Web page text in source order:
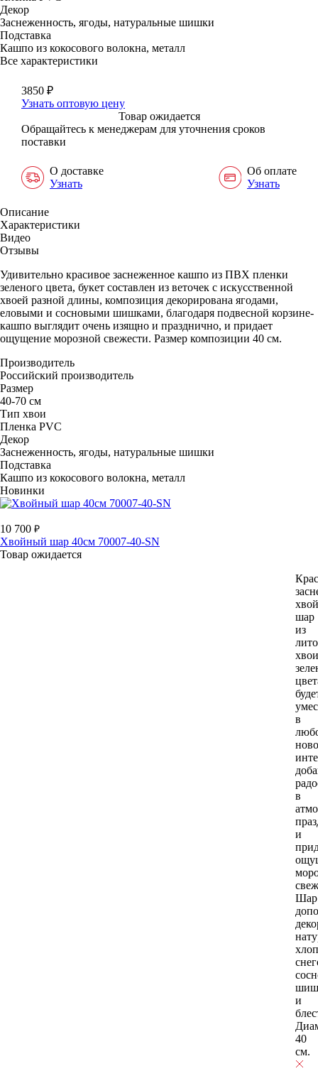
Декор
Заснеженность, ягоды, натуральные шишки
Подставка
Кашпо из кокосового волокна, металл
Все характеристики
3850 ₽
Узнать оптовую цену
Товар ожидается
Обращайтесь к менеджерам для уточнения сроков
поставки
О доставке
Узнать
Об оплате
Узнать
Описание
Характеристики
Видео
Отзывы
Удивительно красивое заснеженное кашпо из ПВХ пленки
зеленого цвета, букет составлен из веточек с искусственной
хвоей разной длины, композиция декорирована ягодами,
еловыми и сосновыми шишками, благодаря подвесной корзине-
кашпо выглядит очень изящно и празднично, и придает
ощущение морозной свежести. Размер композиции 40 см.
Производитель
Российский производитель
Размер
40-70 см
Тип хвои
Пленка PVC
Декор
Заснеженность, ягоды, натуральные шишки
Подставка
Кашпо из кокосового волокна, металл
Новинки
10 700
Хвойный шар 40см 70007-40-SN
Товар ожидается
шар
из
хвои
в
в
и
Шар
и
40
см.